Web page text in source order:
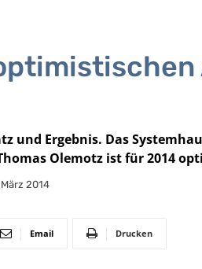
und Ergebnis. Das
Olemotz ist für 2014
2014
Email Drucken